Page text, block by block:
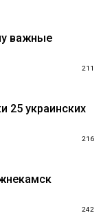
важные
211
25 украинских
216
242